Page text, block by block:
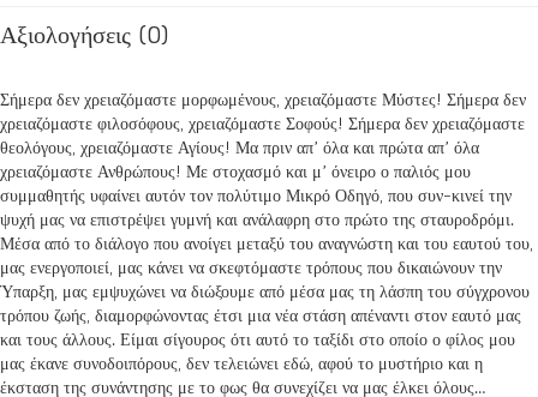
Αξιολογήσεις (0)
Σήμερα δεν χρειαζόμαστε μορφωμένους, χρειαζόμαστε Μύστες! Σήμερα δεν
χρειαζόμαστε φιλοσόφους, χρειαζόμαστε Σοφούς! Σήμερα δεν χρειαζόμαστε
θεολόγους, χρειαζόμαστε Αγίους! Μα πριν απ’ όλα και πρώτα απ’ όλα
χρειαζόμαστε Ανθρώπους! Με στοχασμό και μ’ όνειρο ο παλιός μου
συμμαθητής υφαίνει αυτόν τον πολύτιμο Μικρό Οδηγό, που συν-κινεί την
ψυχή μας να επιστρέψει γυμνή και ανάλαφρη στο πρώτο της σταυροδρόμι.
Μέσα από το διάλογο που ανοίγει μεταξύ του αναγνώστη και του εαυτού του,
μας ενεργοποιεί, μας κάνει να σκεφτόμαστε τρόπους που δικαιώνουν την
Ύπαρξη, μας εμψυχώνει να διώξουμε από μέσα μας τη λάσπη του σύγχρονου
τρόπου ζωής, διαμορφώνοντας έτσι μια νέα στάση απέναντι στον εαυτό μας
και τους άλλους. Είμαι σίγουρος ότι αυτό το ταξίδι στο οποίο ο φίλος μου
μας έκανε συνοδοιπόρους, δεν τελειώνει εδώ, αφού το μυστήριο και η
έκσταση της συνάντησης με το φως θα συνεχίζει να μας έλκει όλους…